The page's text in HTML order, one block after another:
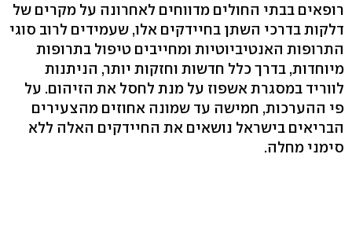
רופאים בבתי החולים מדווחים לאחרונה על מקרים של
דלקות בדרכי השתן בחיידקים אלו, שעמידים לרוב סוגי
התרופות האנטיביוטיות ומחייבים טיפול בתרופות
מיוחדות, בדרך כלל חדשות וחזקות יותר, הניתנות
לווריד במסגרת אשפוז על מנת לחסל את הזיהום. על
פי ההערכות, חמישה עד שמונה אחוזים מהצעירים
הבריאים בישראל נושאים את החיידקים האלה ללא
סימני מחלה.